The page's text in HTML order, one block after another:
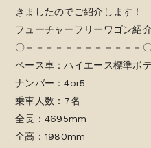
きましたのでご紹介します！
フューチャーフリーワゴン紹
〇－－－－－－－－－－－－
ベース車：ハイエース標準ボ
ナンバー：4or5
乗車人数：7名
全長：4695mm
全高：1980mm